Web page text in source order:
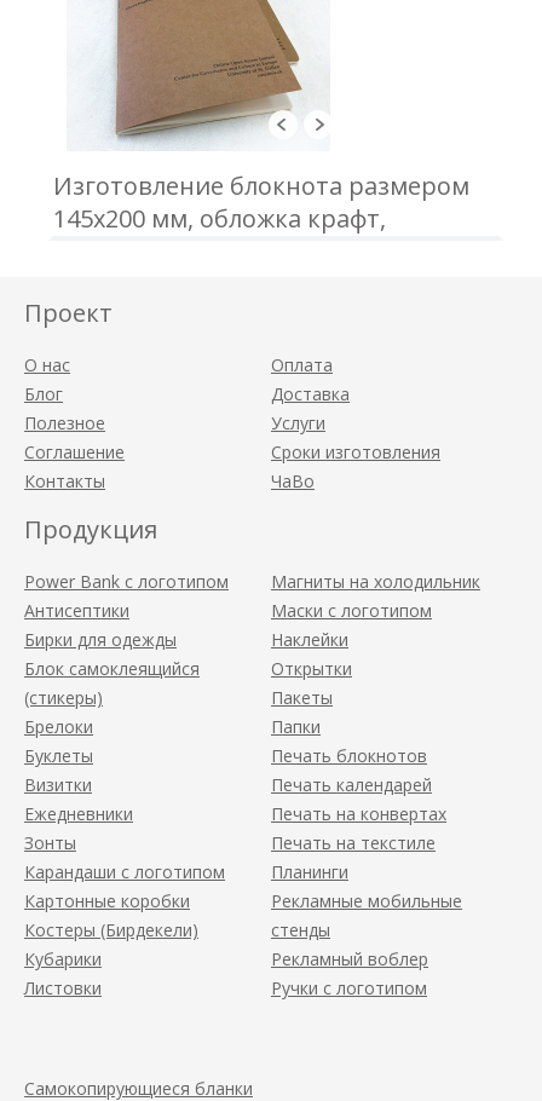
Изготовление блокнота размером
145х200 мм, обложка крафт,
скобы
Проект
О нас
Блог
Полезное
Соглашение
Контакты
Оплата
Доставка
Услуги
Сроки изготовления
ЧаВо
Продукция
Power Bank с логотипом
Антисептики
Бирки для одежды
Блок самоклеящийся
(стикеры)
Брелоки
Буклеты
Визитки
Ежедневники
Зонты
Карандаши с логотипом
Картонные коробки
Костеры (Бирдекели)
Кубарики
Листовки
Магниты на холодильник
Маски с логотипом
Наклейки
Открытки
Пакеты
Папки
Печать блокнотов
Печать календарей
Печать на конвертах
Печать на текстиле
Планинги
Рекламные мобильные
стенды
Рекламный воблер
Ручки с логотипом
Самокопирующиеся бланки